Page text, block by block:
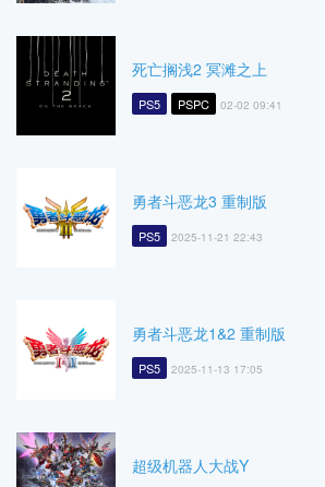
死亡搁浅2 冥滩之上
PS5 PSPC 02-02 09:41
勇者斗恶龙3 重制版
PS5 2025-11-21 22:43
勇者斗恶龙1&2 重制版
PS5 2025-11-13 17:05
超级机器人大战Y